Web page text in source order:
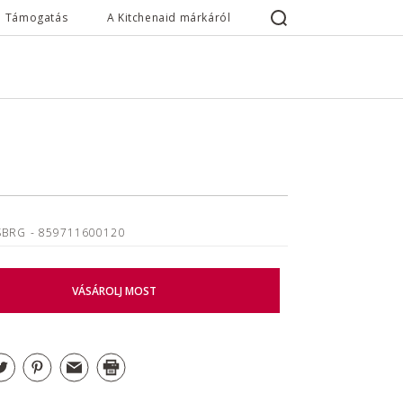
Támogatás A Kitchenaid márkáról
- 859711600120
VÁSÁROLJ MOST